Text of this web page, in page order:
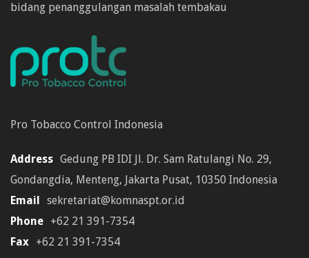
bidang penanggulangan masalah tembakau
Pro Tobacco Control Indonesia
Address Gedung PB IDI Jl. Dr. Sam Ratulangi No. 29,
Gondangdia, Menteng, Jakarta Pusat, 10350 Indonesia
Email
sekretariat@komnaspt.or.id
Phone +62 21 391-7354
Fax +62 21 391-7354